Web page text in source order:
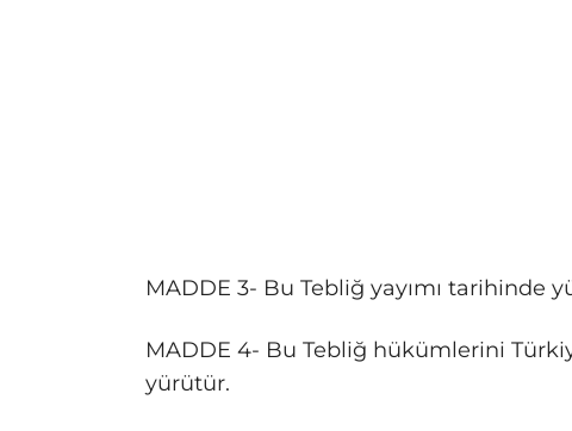
MADDE 3- Bu Tebliğ yayımı tarihinde
MADDE 4- Bu Tebliğ hükümlerini
yürütür.